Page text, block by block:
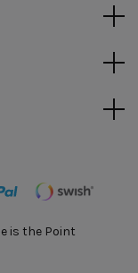
is the Point